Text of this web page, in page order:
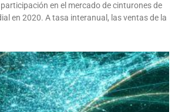
en el mercado de cinturones de
en 2020. A tasa interanual, las ventas de la